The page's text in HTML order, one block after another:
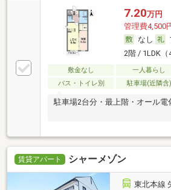
7.20万円
管理費4,500
なし
2階 / 1LDK（
敷金なし 一人暮らし
バス・トイレ別
駐車場(近隣含)
駐車場2台分・最上階・オール電
賃貸アパート シャーメゾン
東北本線